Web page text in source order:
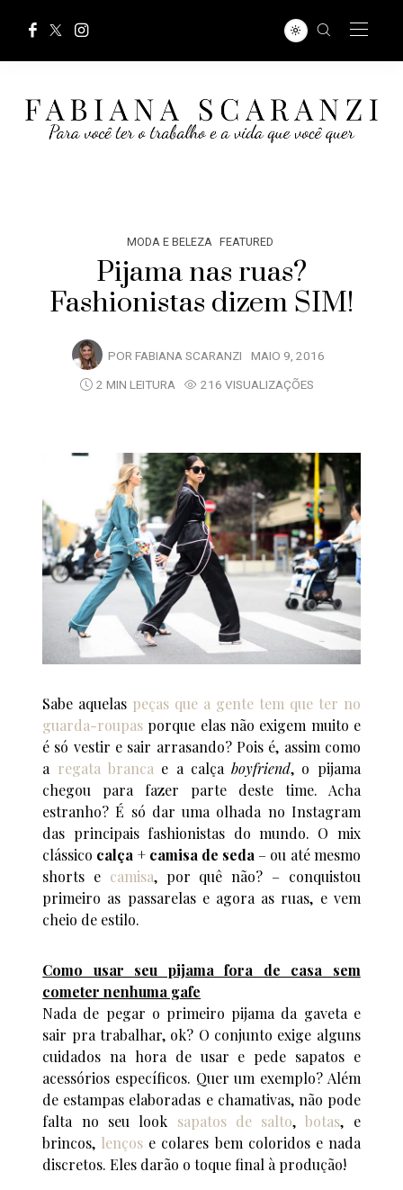
MODA E BELEZA FEATURED
Pijama nas ruas?
Fashionistas dizem SIM!
POR FABIANA SCARANZI MAIO 9, 2016
2 MIN LEITURA
216 VISUALIZAÇÕES
Sabe aquelas peças que a gente tem que ter no
guarda-roupas porque elas não exigem muito e
é só vestir e sair arrasando? Pois é, assim como
a regata branca e a calçaboyfriend, o pijama
chegou para fazer parte deste time. Acha
estranho? É só dar uma olhada no Instagram
das principais fashionistas do mundo. O mix
clássico calça + camisa de seda – ou até mesmo
shorts e camisa, por quê não? – conquistou
primeiro as passarelas e agora as ruas, e vem
cheio de estilo.
Como usar seu pijama fora de casa sem
cometer nenhuma gafe
Nada de pegar o primeiro pijama da gaveta e
sair pra trabalhar, ok? O conjunto exige alguns
cuidados na hora de usar e pede sapatos e
acessórios específicos. Quer um exemplo? Além
de estampas elaboradas e chamativas, não pode
falta no seu look sapatos de salto,botas, e
brincos, lenços e colares bem coloridos e nada
discretos. Eles darão o toque final à produção!